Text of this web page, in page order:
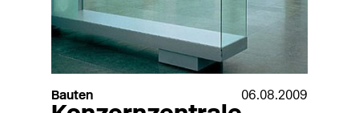
Bauten 06.08.2009